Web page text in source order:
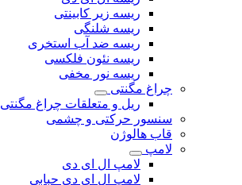
ریسه زیر کابینتی
ریسه شلنگی
ریسه ضد آب استخری
ریسه نئون فلکسی
ریسه نور مخفی
چراغ مگنتی
ریل و متعلقات چراغ مگنتی
سنسور حرکتی و چشمی
قاب هالوژن
لامپ
لامپ ال ای دی
لامپ ال ای دی حبابی